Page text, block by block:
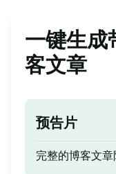
一键生成
客文章
预告片
完整的博客文章